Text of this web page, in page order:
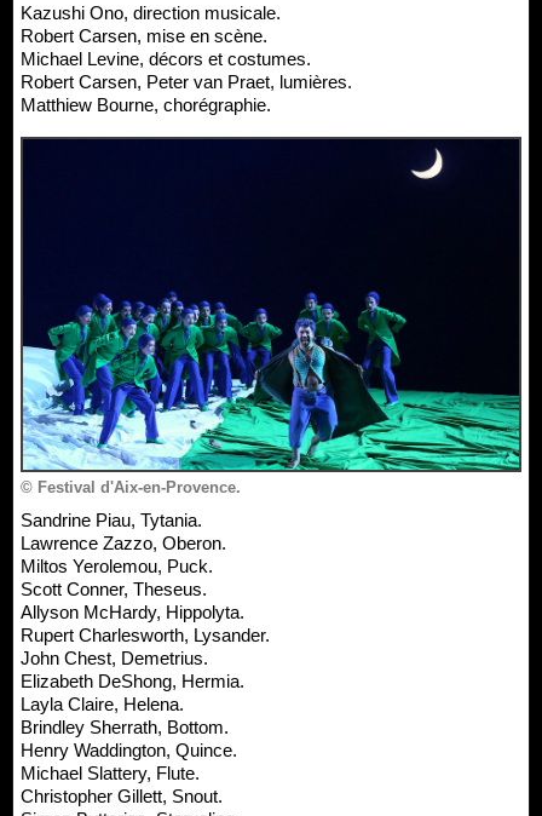
Kazushi Ono, direction musicale.
Robert Carsen, mise en scène.
Michael Levine, décors et costumes.
Robert Carsen, Peter van Praet, lumières.
Matthiew Bourne, chorégraphie.
© Festival d'Aix-en-Provence.
Sandrine Piau, Tytania.
Lawrence Zazzo, Oberon.
Miltos Yerolemou, Puck.
Scott Conner, Theseus.
Allyson McHardy, Hippolyta.
Rupert Charlesworth, Lysander.
John Chest, Demetrius.
Elizabeth DeShong, Hermia.
Layla Claire, Helena.
Brindley Sherrath, Bottom.
Henry Waddington, Quince.
Michael Slattery, Flute.
Christopher Gillett, Snout.